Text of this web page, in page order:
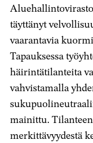
täyttänyt
vaarantavia
Tapauksessa
häirintätilanteita
vahvistamalla
mainittu.
merkittävyydestä